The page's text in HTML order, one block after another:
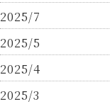
2025/7
2025/5
2025/4
2025/3